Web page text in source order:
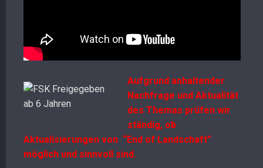
Aufgrund anhaltender
Nachfrage und Aktualität
des Themas prüfen wir
ständig, ob
Aktualisierungen von “End of Landschaft”
möglich und sinnvoll sind.